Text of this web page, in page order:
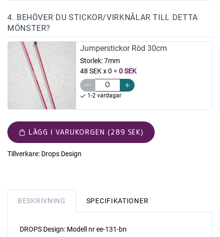
4. BEHÖVER DU STICKOR/VIRKNÅLAR TILL DETTA
MÖNSTER?
Jumperstickor Röd 30cm
Storlek:7mm
48 SEK x 0 = 0 SEK
1-2 vardagar
LÄGG I VARUKORGEN (289 SEK)
Tillverkare: Drops Design
BESKRIVNING SPECIFIKATIONER
DROPS Design: Modell nr ee-131-bn